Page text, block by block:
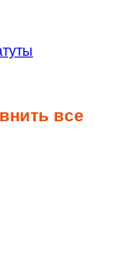
все